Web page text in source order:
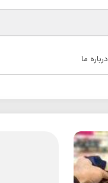
درباره ما